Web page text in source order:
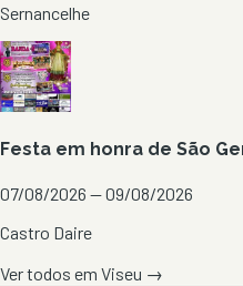
Sernancelhe
Festa em honra de São
07/08/2026 — 09/08/2026
Castro Daire
Ver todos em Viseu →